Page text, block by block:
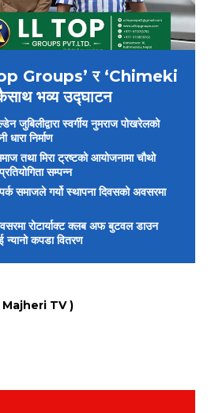
Groups’ र ‘Chimeki
भव्य उद्घाटन
जुबिलीद्वारा स्वर्गीय नुमराज पोखरेलको
धारा निर्माण
तथा मिरा ट्रष्टको आयोजनामा चौथो
सम्पन्न
समाजले गर्यो स्थापना दिवसको अवसरमा
रोटार्याक्ट क्लब अफ बुटवल डाउन
न्यानो कपडा वितरण
Majheri TV )